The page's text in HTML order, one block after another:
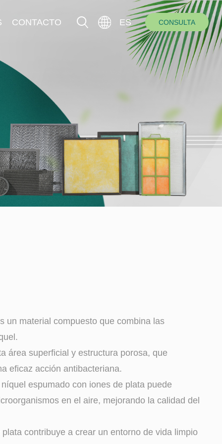
CONTACTO ES CONSULTA
un material compuesto que combina las
área superficial y estructura porosa, que
eficaz acción antibacteriana.
espumado con iones de plata puede
en el aire, mejorando la calidad del
contribuye a crear un entorno de vida limpio